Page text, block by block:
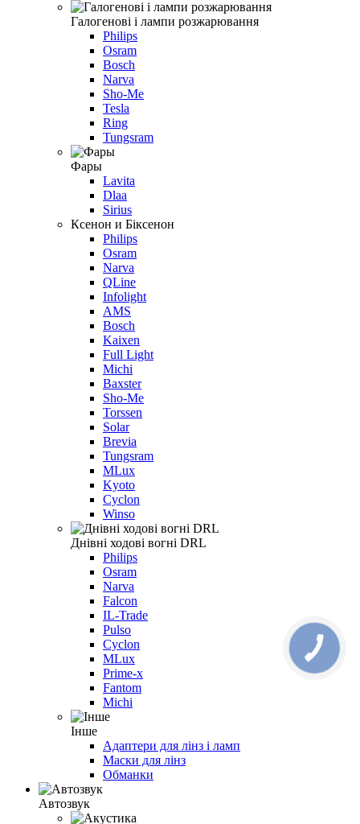
Галогенові і лампи розжарювання
Philips
Osram
Bosch
Narva
Sho-Me
Tesla
Ring
Tungsram
Фары
Lavita
Dlaa
Sirius
Ксенон и Біксенон
Philips
Osram
Narva
QLine
Infolight
AMS
Bosch
Kaixen
Full Light
Michi
Baxster
Sho-Me
Torssen
Solar
Brevia
Tungsram
MLux
Kyoto
Cyclon
Winso
Днівні ходові вогні DRL
Philips
Osram
Narva
Falcon
IL-Trade
Pulso
Cyclon
MLux
Prime-x
Fantom
Michi
Інше
Адаптери для лінз і ламп
Маски для лінз
Обманки
Автозвук